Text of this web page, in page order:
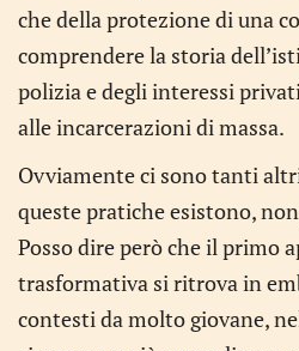
che della protezione di una
comprendere la storia
polizia e degli interessi
alle incarcerazioni di massa.
Ovviamente ci sono tanti
queste pratiche esistono,
Posso dire però che il primo
trasformativa si ritrova in
contesti da molto giovane,